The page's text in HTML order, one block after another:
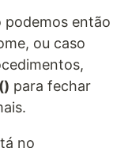
então
ou caso
para fechar
no